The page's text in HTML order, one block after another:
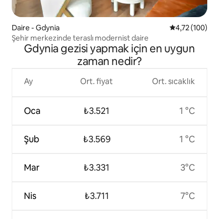
Daire - Gdynia 5 üzerinden
4,72 (100)
Şehir merkezinde teraslı modernist daire
Gdynia gezisi yapmak için en uygun
zaman nedir?
Ay
Oca
Şub
Mar
Nis
Ort. fiyat
₺3.521
₺3.569
₺3.331
₺3.711
Ort. sıcaklık
1 °C
1 °C
3°C
7°C